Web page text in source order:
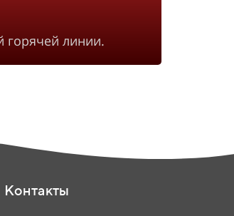
горячей линии.
Контакты